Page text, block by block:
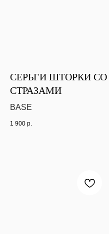
СЕРЬГИ ШТОРКИ СО
СТРАЗАМИ
BASE
1 900 р.